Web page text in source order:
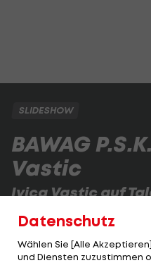
SLIDESHOW
BAWAG
Vastic
Ivica Vastic auf
Das Quali-Turnier für den
Datenschutz
Wählen Sie [Alle
und Diensten zuzustimmen